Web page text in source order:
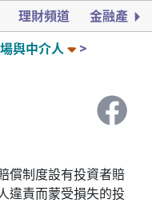
理財頻道 金融產品
與中介人
償制度設有投資者賠
違責而蒙受損失的投